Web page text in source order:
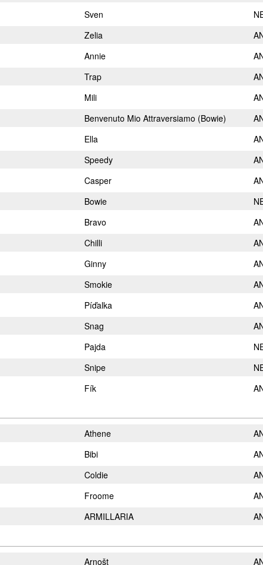
Sven
Zelia
Annie
Trap
Mili
Benvenuto Mio Attraversiamo (Bowie)
Ella
Speedy
Casper
Bowie
Bravo
Chilli
Ginny
Smokie
Píďalka
Snag
Pajda
Snipe
Fík
Athene
Bibi
Coldie
Froome
ARMILLARIA
Arnošt